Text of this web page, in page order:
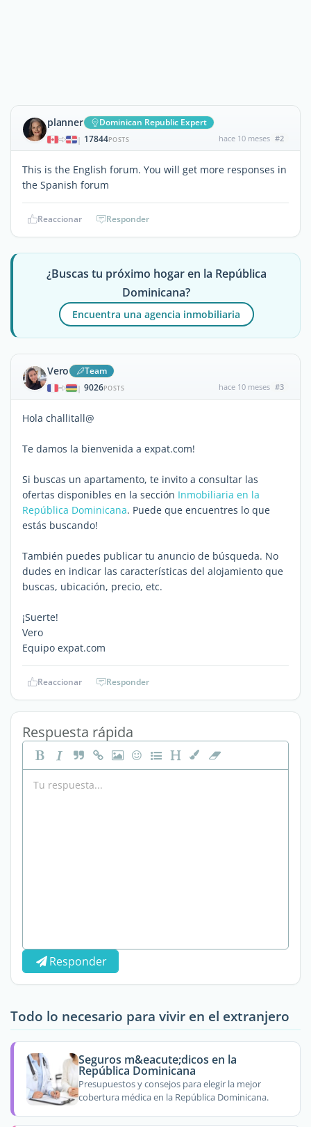
planner Dominican Republic Expert
| 17844POSTS hace 10 meses #2
This is the English forum. You will get more responses in
the Spanish forum
Reaccionar Responder
¿Buscas tu próximo hogar en la República
Dominicana?
Encuentra una agencia inmobiliaria
Vero Team
| 9026POSTS hace 10 meses #3
Hola challitall@
Te damos la bienvenida a expat.com!
Si buscas un apartamento, te invito a consultar las
ofertas disponibles en la sección Inmobiliaria en la
República Dominicana. Puede que encuentres lo que
estás buscando!
También puedes publicar tu anuncio de búsqueda. No
dudes en indicar las características del alojamiento que
buscas, ubicación, precio, etc.
¡Suerte!
Vero
Equipo expat.com
Reaccionar Responder
Respuesta rápida
Responder
Todo lo necesario para vivir en el extranjero
Seguros m&eacute;dicos en la
República Dominicana
Presupuestos y consejos para elegir la mejor
cobertura médica en la República Dominicana.